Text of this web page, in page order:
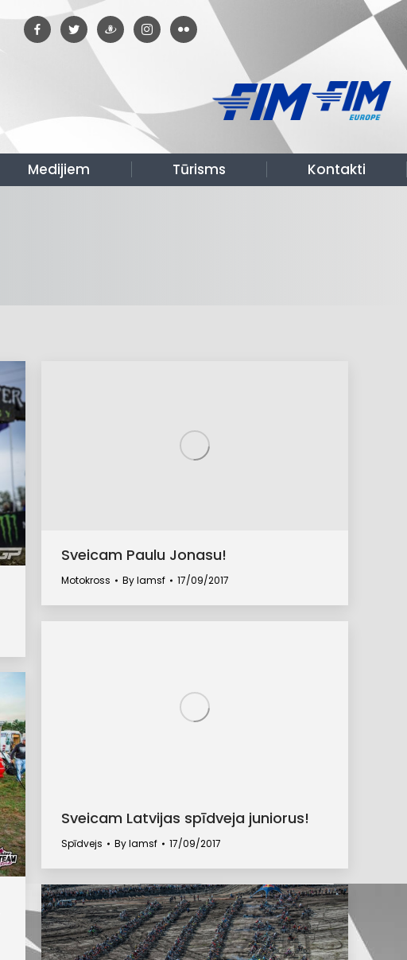
Medijiem Tūrisms Kontakti
Sveicam Paulu Jonasu!
Motokross Bylamsf 17/09/2017
Sveicam Latvijas spīdveja juniorus!
Spīdvejs Bylamsf 17/09/2017